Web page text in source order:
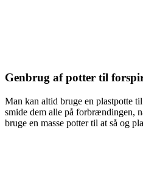
Genbrug af potter til
Man kan altid bruge en plastpotte
smide dem alle på forbrændingen,
bruge en masse potter til at så og